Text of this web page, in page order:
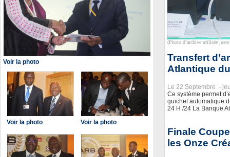
Voir la photo
Voir la photo Voir la photo
(Photo d`archive utilisée
Transfert
Atlantique
Le 22 Septembre -
Ce système permet
guichet automatique
24 H /24 La Banque
Finale
les Onze